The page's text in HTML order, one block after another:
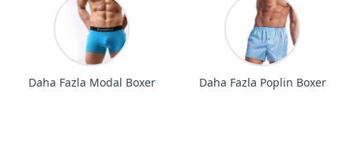
Daha Fazla Modal Boxer Daha Fazla Poplin Boxer